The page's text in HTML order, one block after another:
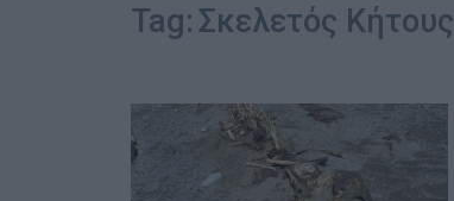
Tag: Σκελετός Κήτους